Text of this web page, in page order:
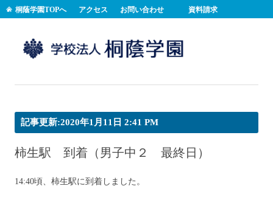
桐蔭学園TOPへ アクセス お問い合わせ 資料請求
記事更新:2020年1月11日 2:41 PM
柿生駅 到着（男子中２ 最終日）
14:40頃、柿生駅に到着しました。